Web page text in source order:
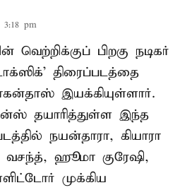
3:18 pm
வெற்றிக்குப் பிறகு நடிகர்
திரைப்படத்தை
இயக்கியுள்ளார்.
தயாரித்துள்ள இந்த
நயன்தாரா, கியாரா
ஹூமா குரேஷி,
முக்கிய